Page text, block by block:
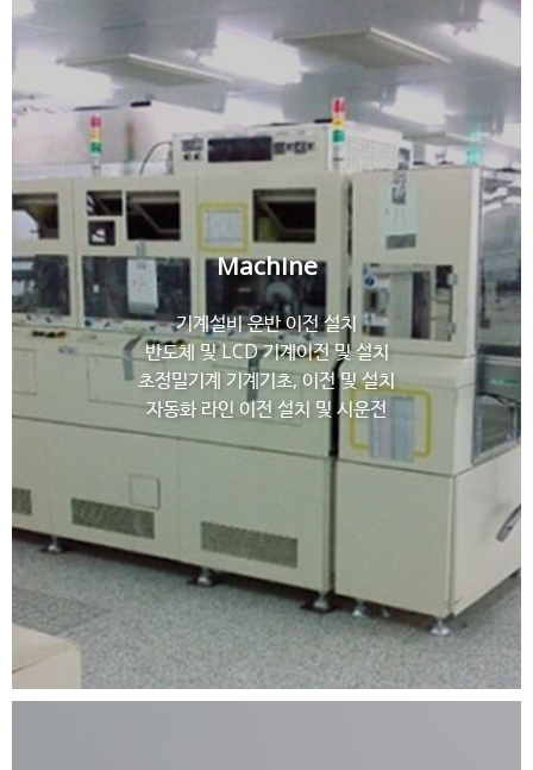
Machine
기계설비 운반 이전 설치
반도체 및 LCD 기계이전 및 설치
초정밀기계 기계기초, 이전 및 설치
자동화 라인 이전 설치 및 시운전